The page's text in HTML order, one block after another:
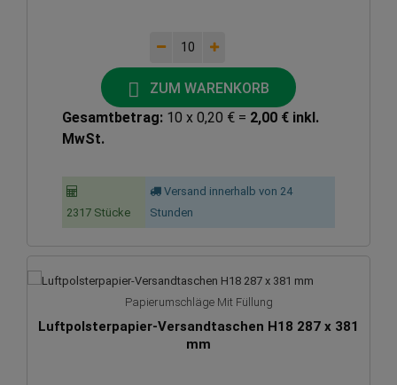
ZUM WARENKORB
Gesamtbetrag: 10 x 0,20 € = 2,00 € inkl.
MwSt.
2317 Stücke
Versand innerhalb von 24
Stunden
Papierumschläge Mit Füllung
Luftpolsterpapier-Versandtaschen H18 287 x 381
mm